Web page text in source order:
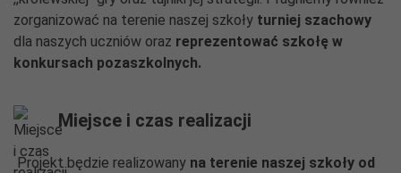
zorganizować na terenie naszej szkoły turniej szachowy
dla naszych uczniów oraz reprezentować szkołę w
konkursach pozaszkolnych.
Miejsce i czas realizacji
Projekt będzie realizowany na terenie naszej szkoły od